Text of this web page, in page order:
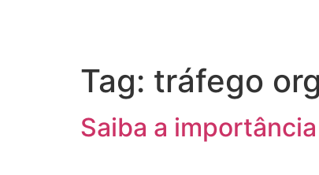
Tag: tráfego
Saiba a